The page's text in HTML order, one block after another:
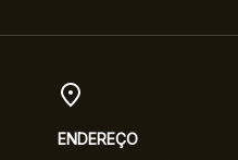
ENDEREÇO